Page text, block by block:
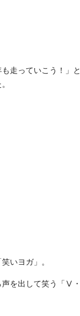
走っていこう！」と
いヨガ」。
を出して笑う「Ⅴ・